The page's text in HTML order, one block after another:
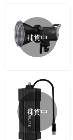
補貨中
補貨中